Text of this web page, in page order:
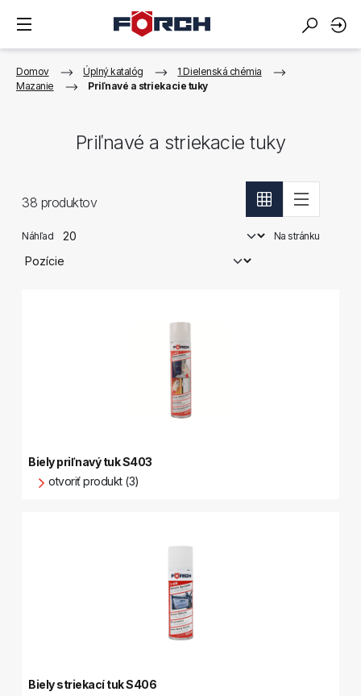
Domov Úplný katalóg
1 Dielenská chémia
Mazanie
Priľnavé a striekacie tuky
Priľnavé a striekacie tuky
38 produktov
Náhľad Na stránku
Biely priľnavý tuk S403
otvoriť produkt (3)
Biely striekací tuk S406